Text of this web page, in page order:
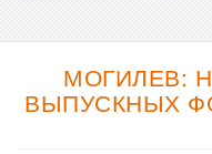
МОГИЛЕВ:
ВЫПУСКНЫХ